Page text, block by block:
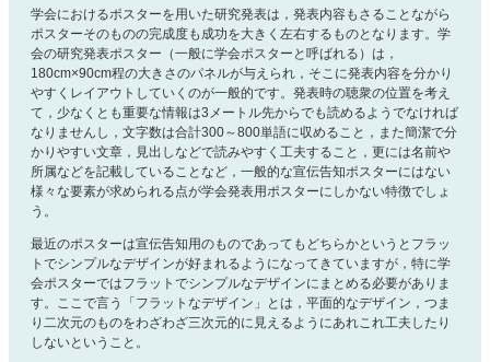
学会におけるポスターを用いた研究発表は，発表内容もさることながら
ポスターそのものの完成度も成功を大きく左右するものとなります。学
会の研究発表ポスター（一般に学会ポスターと呼ばれる）は，
180cm×90cm程の大きさのパネルが与えられ，そこに発表内容を分かり
やすくレイアウトしていくのが一般的です。発表時の聴衆の位置を考え
て，少なくとも重要な情報は3メートル先からでも読めるようでなければ
なりませんし，文字数は合計300～800単語に収めること，また簡潔で分
かりやすい文章，見出しなどで読みやすく工夫すること，更には名前や
所属などを記載していることなど，一般的な宣伝告知ポスターにはない
様々な要素が求められる点が学会発表用ポスターにしかない特徴でしょ
う。
最近のポスターは宣伝告知用のものであってもどちらかというとフラッ
トでシンプルなデザインが好まれるようになってきていますが，特に学
会ポスターではフラットでシンプルなデザインにまとめる必要がありま
す。ここで言う「フラットなデザイン」とは，平面的なデザイン，つま
り二次元のものをわざわざ三次元的に見えるようにあれこれ工夫したり
しないということ。